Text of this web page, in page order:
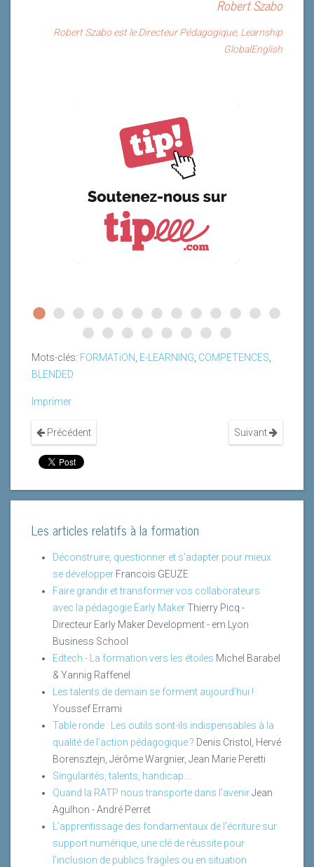
Robert Szabo
Robert Szabo est le Directeur Pédagogique, Learnship
GlobalEnglish
Mots-clés: FORMATiON E-LEARNING COMPETENCES
BLENDED
Imprimer
Précédent Suivant
Les articles relatifs à la formation
Déconstruire, questionner et s'adapter pour mieux
se développer Francois GEUZE
Faire grandir et transformer vos collaborateurs
avec la pédagogie Early MakerThierry Picq -
Directeur Early Maker Development - em Lyon
Business School
Edtech - La formation vers les étoiles Michel Barabel
& Yannig Raffenel
Les talents de demain se forment aujourd’hui !
Youssef Errami
Table ronde : Les outils sont-ils indispensables à la
qualité de l’action pédagogique ? Denis Cristol, Hervé
Borensztejn, Jérôme Wargnier, Jean Marie Peretti
Singularités, talents, handicap….
Quand la RATP nous transporte dans l’avenirJean
Agulhon - André Perret
L’apprentissage des fondamentaux de l’écriture sur
support numérique, une clé de réussite pour
l’inclusion de publics fragiles ou en situation